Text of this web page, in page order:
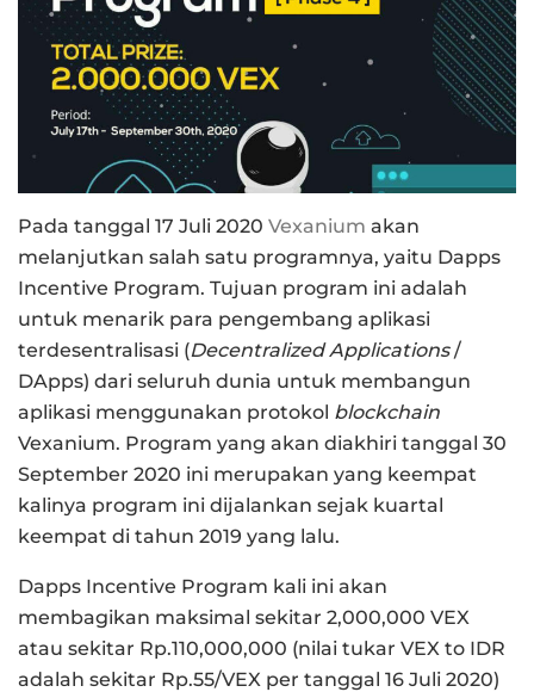
Pada tanggal 17 Juli 2020 Vexanium akan
melanjutkan salah satu programnya, yaitu Dapps
Incentive Program. Tujuan program ini adalah
untuk menarik para pengembang aplikasi
terdesentralisasi (Decentralized Applications/
DApps) dari seluruh dunia untuk membangun
aplikasi menggunakan protokol blockchain
Vexanium. Program yang akan diakhiri tanggal 30
September 2020 ini merupakan yang keempat
kalinya program ini dijalankan sejak kuartal
keempat di tahun 2019 yang lalu.
Dapps Incentive Program kali ini akan
membagikan maksimal sekitar 2,000,000 VEX
atau sekitar Rp.110,000,000 (nilai tukar VEX to IDR
adalah sekitar Rp.55/VEX per tanggal 16 Juli 2020)